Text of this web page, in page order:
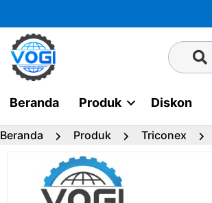
ke
konten
Beranda Produk Diskon
Beranda Produk Triconex